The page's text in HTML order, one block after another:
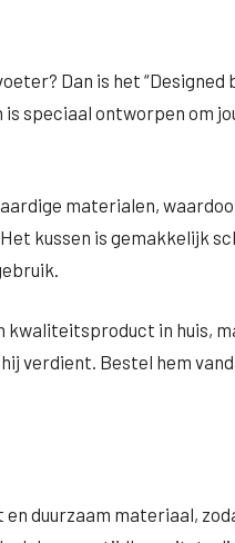
Dan is het “Designed
speciaal ontworpen om
materialen,
kussen is gemakkelijk
kwaliteitsproduct in huis,
verdient. Bestel hem
duurzaam materiaal,